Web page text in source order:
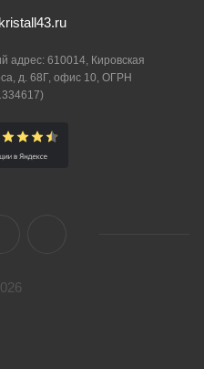
адрес: 610014, Кировская
д. 68Г, офис 10, ОГРН